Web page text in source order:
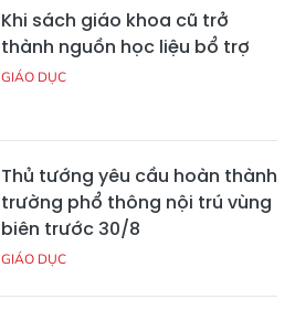
Khi sách giáo khoa cũ trở
thành nguồn học liệu bổ trợ
GIÁO DỤC
Thủ tướng yêu cầu hoàn thành
trường phổ thông nội trú vùng
biên trước 30/8
GIÁO DỤC